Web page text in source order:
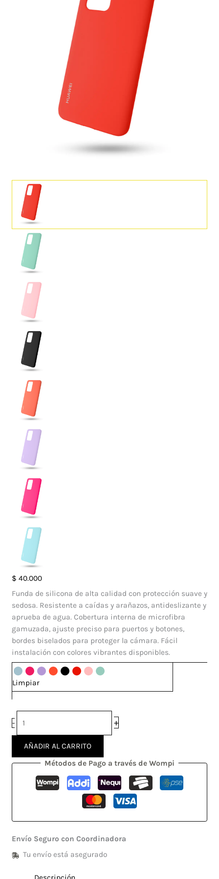
$ 40.000
Funda de silicona de alta calidad con protección suave y
sedosa. Resistente a caídas y arañazos, antideslizante y
aprueba de agua. Cobertura interna de microfibra
gamuzada, ajuste preciso para puertos y botones,
bordes biselados para proteger la cámara. Fácil
instalación con colores vibrantes disponibles.
Limpiar
-
Case
Silicone
Huawei
Pro
cantidad
+
AÑADIR AL CARRITO
Métodos de Pago a través de Wompi
Envío Seguro con Coordinadora
Tu envío está asegurado